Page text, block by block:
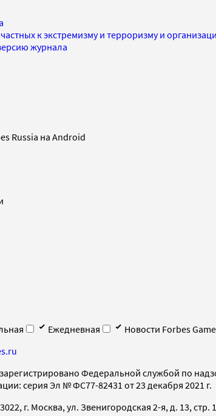
к экстремизму и терроризму и
журнала
Russia на Android
Ежедневная
Новости Forbes
Федеральной службой по
серия Эл № ФС77-82431 от 23 декабря 2021 г.
г. Москва, ул. Звенигородская 2-я, д. 13, стр.